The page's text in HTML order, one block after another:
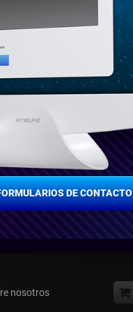
DE CONTACTO
nosotros